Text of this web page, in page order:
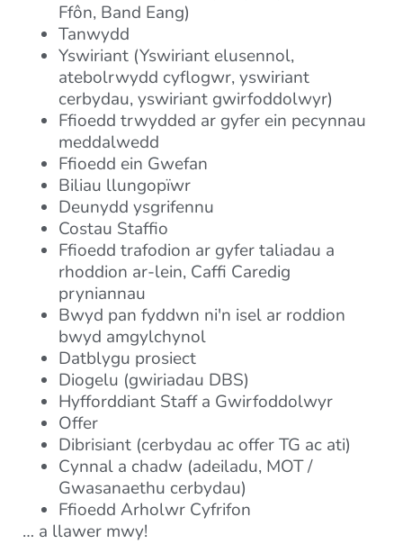
Ffôn, Band Eang)
Tanwydd
Yswiriant (Yswiriant elusennol,
atebolrwydd cyflogwr, yswiriant
cerbydau, yswiriant gwirfoddolwyr)
Ffioedd trwydded ar gyfer ein pecynnau
meddalwedd
Ffioedd ein Gwefan
Biliau llungopïwr
Deunydd ysgrifennu
Costau Staffio
Ffioedd trafodion ar gyfer taliadau a
rhoddion ar-lein, Caffi Caredig
pryniannau
Bwyd pan fyddwn ni'n isel ar roddion
bwyd amgylchynol
Datblygu prosiect
Diogelu (gwiriadau DBS)
Hyfforddiant Staff a Gwirfoddolwyr
Offer
Dibrisiant (cerbydau ac offer TG ac ati)
Cynnal a chadw (adeiladu, MOT /
Gwasanaethu cerbydau)
Ffioedd Arholwr Cyfrifon
… a llawer mwy!